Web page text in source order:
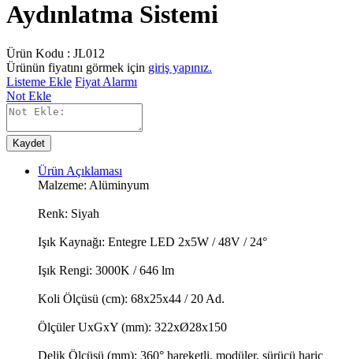
Aydınlatma Sistemi
Ürün Kodu : JL012
Ürünün fiyatını görmek için giriş yapınız.
Listeme Ekle Fiyat Alarmı
Not Ekle
Kaydet
Ürün Açıklaması
Malzeme: Alüminyum
Renk: Siyah
Işık Kaynağı: Entegre LED 2x5W / 48V / 24°
Işık Rengi: 3000K / 646 lm
Koli Ölçüsü (cm): 68x25x44 / 20 Ad.
Ölçüler UxGxY (mm): 322xØ28x150
Delik Ölçüsü (mm): 360° hareketli, modüler, sürücü hariç